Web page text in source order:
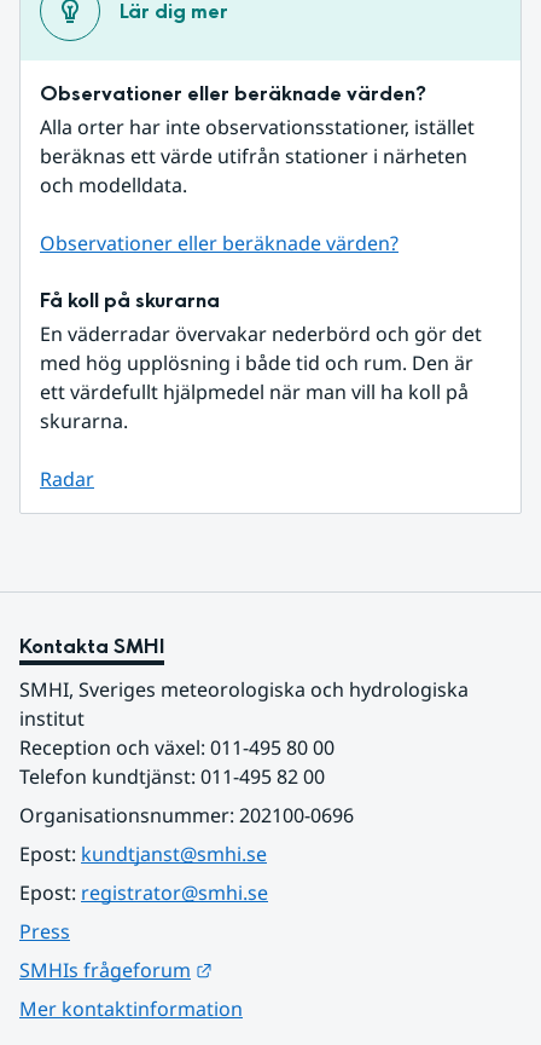
Lär dig mer
Observationer eller beräknade värden?
Alla orter har inte observationsstationer, istället
beräknas ett värde utifrån stationer i närheten
och modelldata.
Observationer eller beräknade värden?
Få koll på skurarna
En väderradar övervakar nederbörd och gör det
med hög upplösning i både tid och rum. Den är
ett värdefullt hjälpmedel när man vill ha koll på
skurarna.
Radar
Kontakta SMHI
SMHI, Sveriges meteorologiska och hydrologiska
institut
Reception och växel: 011-495 80 00
Telefon kundtjänst: 011-495 82 00
Organisationsnummer: 202100-0696
Epost: kundtjanst@smhi.se
Epost: registrator@smhi.se
Press
SMHIs frågeforum
Mer kontaktinformation